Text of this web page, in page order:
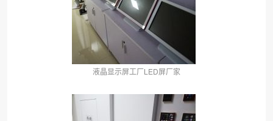
液晶显示屏工厂LED屏厂家